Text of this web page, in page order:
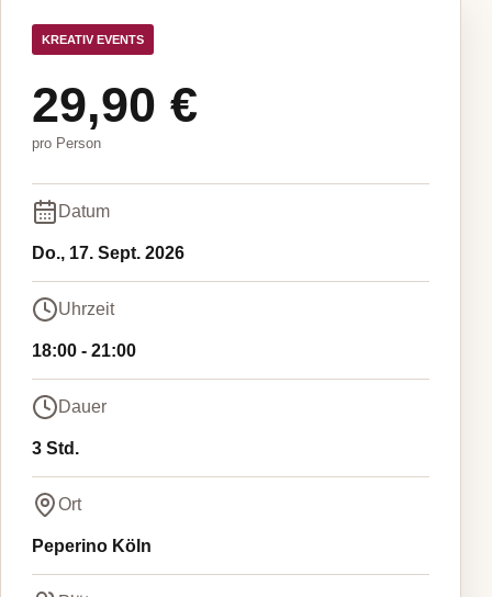
KREATIV EVENTS
29,90 €
pro Person
Datum
Do., 17. Sept. 2026
Uhrzeit
18:00 - 21:00
Dauer
3 Std.
Ort
Peperino Köln